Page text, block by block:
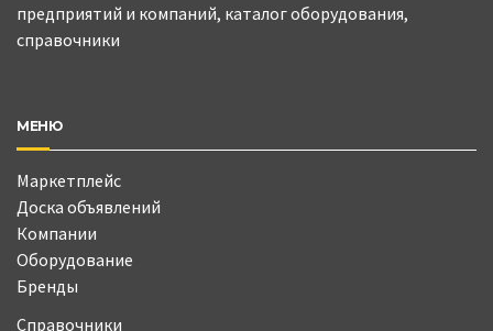
предприятий и компаний, каталог оборудования,
справочники
МЕНЮ
Маркетплейс
Доска объявлений
Компании
Оборудование
Бренды
Справочники